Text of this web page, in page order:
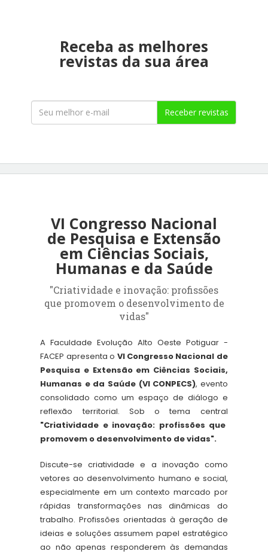
Receba as melhores
revistas da sua área
Receber revistas
VI Congresso Nacional
de Pesquisa e Extensão
em Ciências Sociais,
Humanas e da Saúde
"Criatividade e inovação: profissões
que promovem o desenvolvimento de
vidas"
A Faculdade Evolução Alto Oeste Potiguar -
FACEP apresenta o VI Congresso Nacional de
Pesquisa e Extensão em Ciências Sociais,
Humanas e da Saúde (VI CONPECS), evento
consolidado como um espaço de diálogo e
reflexão territorial. Sob o tema central
"Criatividade e inovação: profissões que
promovem o desenvolvimento de vidas".
Discute-se criatividade e a inovação como
vetores ao desenvolvimento humano e social,
especialmente em um contexto marcado por
rápidas transformações nas dinâmicas do
trabalho. Profissões orientadas à geração de
ideias e soluções assumem papel estratégico
ao não apenas responderem às demandas